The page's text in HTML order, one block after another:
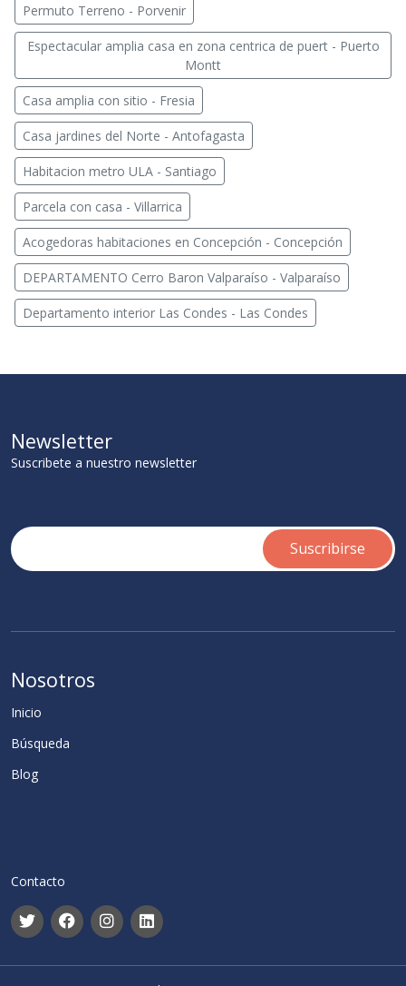
Permuto Terreno - Porvenir
Espectacular amplia casa en zona centrica de puert - Puerto
Montt
Casa amplia con sitio - Fresia
Casa jardines del Norte - Antofagasta
Habitacion metro ULA - Santiago
Parcela con casa - Villarrica
Acogedoras habitaciones en Concepción - Concepción
DEPARTAMENTO Cerro Baron Valparaíso - Valparaíso
Departamento interior Las Condes - Las Condes
Newsletter
Suscribete a nuestro newsletter
Nosotros
Inicio
Búsqueda
Blog
Contacto